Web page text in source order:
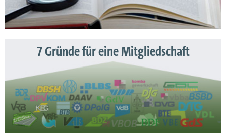
7 Gründe für eine Mitgliedschaft